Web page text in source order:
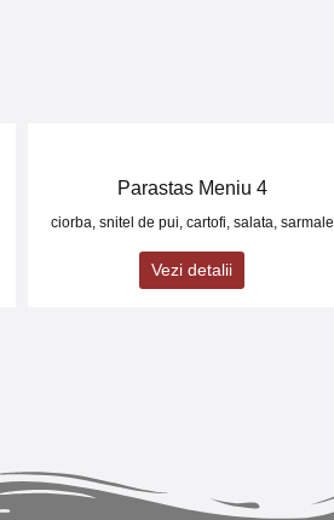
Parastas Meniu 4
ciorba, snitel de pui, cartofi, salata, sarmale
Vezi detalii